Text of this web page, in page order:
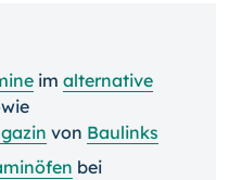
im alternative
von Baulinks
bei